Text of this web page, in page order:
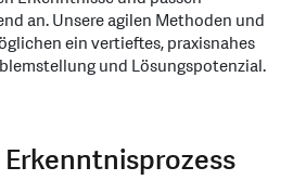
an. Unsere agilen Methoden und
ein vertieftes, praxisnahes
und Lösungspotenzial.